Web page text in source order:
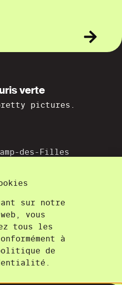
verte
pictures.
des-Filles
sur notre
vous
tous les
à
de